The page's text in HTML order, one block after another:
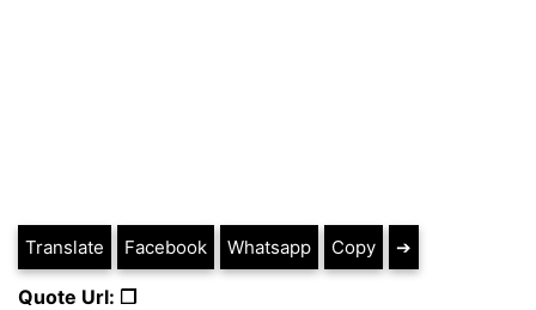
Translate Facebook Whatsapp Copy ➔
Quote Url: ❐